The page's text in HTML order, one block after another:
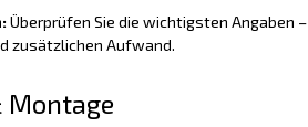
Überprüfen Sie die wichtigsten Angaben
zusätzlichen Aufwand.